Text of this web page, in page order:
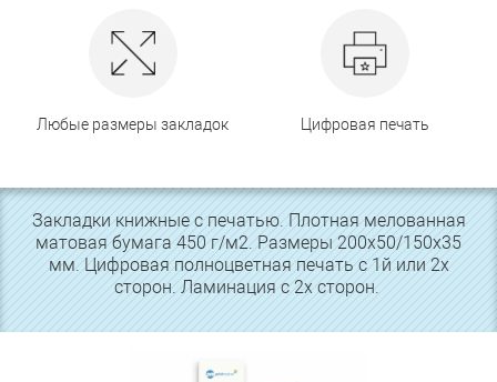
Любые размеры закладок Цифровая печать
Закладки книжные с печатью. Плотная мелованная
матовая бумага 450 г/м2. Размеры 200х50/150х35
мм. Цифровая полноцветная печать с 1й или 2х
сторон. Ламинация с 2х сторон.